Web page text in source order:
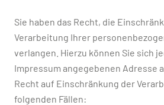
Sie haben das Recht, die
Verarbeitung Ihrer
verlangen. Hierzu können Sie sich
Impressum angegebenen Adresse
Recht auf Einschränkung der
folgenden Fällen: